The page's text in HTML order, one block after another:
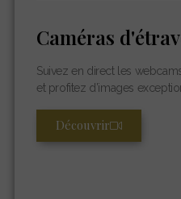
Caméras
Suivez en direct les
et profitez d’images
Découvrir